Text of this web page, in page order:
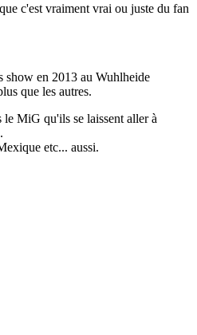
c'est vraiment vrai ou juste du fan
show en 2013 au Wuhlheide
que les autres.
MiG qu'ils se laissent aller à
etc... aussi.